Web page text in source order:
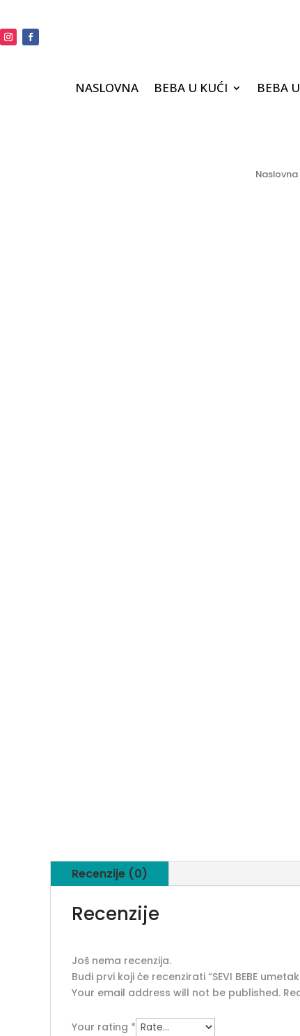
NASLOVNA BEBA U KUĆI BEBA
Naslovna
Recenzije (0)
Recenzije
Još nema recenzija.
Budi prvi koji će recenzirati “SEVI BEBE
Your email address will not be published.
Your rating *